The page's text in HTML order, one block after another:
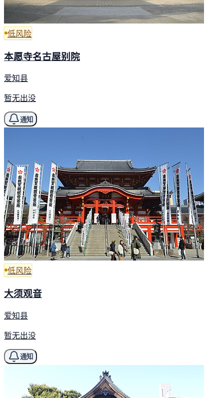
低风险
本愿寺名古屋别院
爱知县
暂无出没
通知
低风险
大须观音
爱知县
暂无出没
通知